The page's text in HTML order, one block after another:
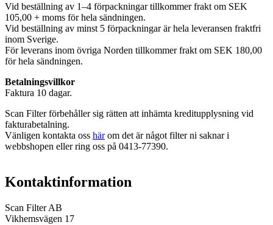
Vid beställning av 1–4 förpackningar tillkommer frakt om SEK
105,00 + moms för hela sändningen.
Vid beställning av minst 5 förpackningar är hela leveransen fraktfri
inom Sverige.
För leverans inom övriga Norden tillkommer frakt om SEK 180,00
för hela sändningen.
Betalningsvillkor
Faktura 10 dagar.
Scan Filter förbehåller sig rätten att inhämta kreditupplysning vid
fakturabetalning.
Vänligen kontakta oss härom det är något filter ni saknar i
webbshopen eller ring oss på 0413-77390.
Kontaktinformation
Scan Filter AB
Vikhemsvägen 17